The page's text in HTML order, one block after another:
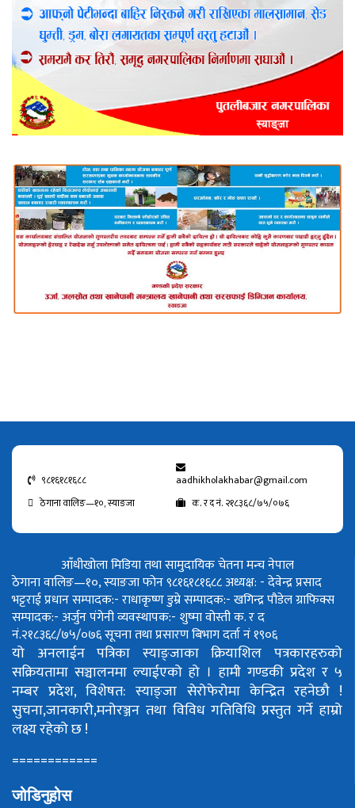
९८१६१८१६८८
aadhikholakhabar@gmail.com
ठेगाना वालिङ—१०, स्याङजा
क. र द नं. २१८३६८/७५/०७६
आँधीखोला मिडिया तथा सामुदायिक चेतना मन्च नेपाल
ठेगाना वालिङ—१०, स्याङजा फोन ९८१६१८१६८८अध्यक्ष: - देवेन्द्र प्रसाद
भट्टराईप्रधान सम्पादक:- राधाकृष्ण डुम्रेसम्पादक:- खगिन्द्र पौडेलग्राफिक्स
सम्पादक:- अर्जुन पंगेनीव्यवस्थापक:- शुष्मा वोस्तीक. र द
नं.२१८३६८/७५/०७६सूचना तथा प्रसारण बिभाग दर्ता नं १९०६
यो अनलाईन पत्रिका स्याङ्जाका क्रियाशिल पत्रकारहरुको
सक्रियतामा सञ्चालनमा ल्याईएको हो । हामी गण्डकी प्रदेश र ५
नम्बर प्रदेश, विशेषत: स्याङ्जा सेरोफेरोमा केन्द्रित रहनेछौ !
सुचना,जानकारी,मनोरञ्जन तथा विविध गतिविधि प्रस्तुत गर्ने हाम्रो
लक्ष्य रहेको छ !
============
जोडिनुहोस